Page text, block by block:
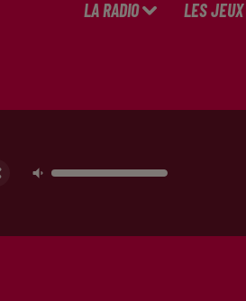
LA RADIO LES JEUX